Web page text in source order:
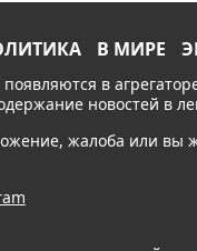
В МИРЕ
появляются в
новостей в
жалоба или вы